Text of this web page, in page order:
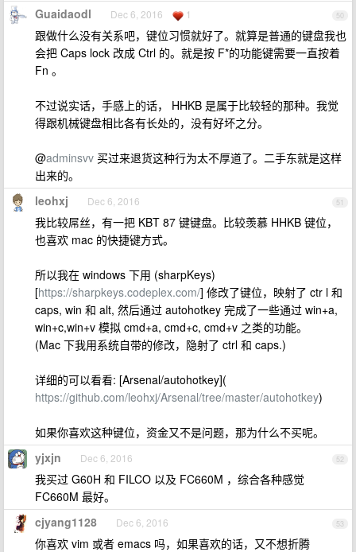
50
Guaidaodl Dec 6, 2016 1
跟做什么没有关系吧，键位习惯就好了。就算是普通的键盘我也
会把 Caps lock 改成 Ctrl 的。就是按 F*的功能键需要一直按着
Fn 。
不过说实话，手感上的话， HHKB 是属于比较轻的那种。我觉
得跟机械键盘相比各有长处的，没有好坏之分。
@adminsvv 买过来退货这种行为太不厚道了。二手东就是这样
出来的。
51
leohxj Dec 6, 2016
我比较屌丝，有一把 KBT 87 键键盘。比较羡慕 HHKB 键位，
也喜欢 mac 的快捷键方式。
所以我在 windows 下用 (sharpKeys)
[https://sharpkeys.codeplex.com/] 修改了键位，映射了 ctr l 和
caps, win 和 alt, 然后通过 autohotkey 完成了一些通过 win+a,
win+c,win+v 模拟 cmd+a, cmd+c, cmd+v 之类的功能。
(Mac 下我用系统自带的修改，隐射了 ctrl 和 caps.)
详细的可以看看: [Arsenal/autohotkey](
https://github.com/leohxj/Arsenal/tree/master/autohotkey)
如果你喜欢这种键位，资金又不是问题，那为什么不买呢。
52
yjxjn Dec 6, 2016
我买过 G60H 和 FILCO 以及 FC660M ，综合各种感觉
FC660M 最好。
53
cjyang1128 Dec 6, 2016
你喜欢 vim 或者 emacs 吗，如果喜欢的话，又不想折腾